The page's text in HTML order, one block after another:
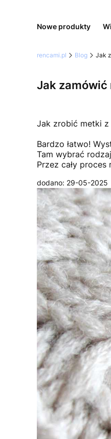
Nowe produkty
rencami.pl Blog Jak
Jak zamówić
Jak zrobić metki z
Bardzo łatwo!
Tam wybrać
Przez cały
dodano: 29-05-2025